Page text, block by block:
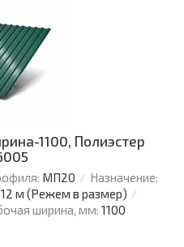
1100, Полиэстер
МП20
Назначение:
м (Режем в размер)
ширина, мм: 1100